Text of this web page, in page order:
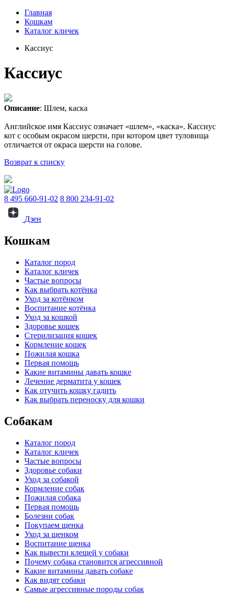
Главная
Кошкам
Каталог кличек
Кассиус
Кассиус
Описание: Шлем, каска
Английское имя Кассиус означает «шлем», «каска». Кассиус
кот с особым окрасом шерсти, при котором цвет туловища
отличается от окраса шерсти на голове.
Возврат к списку
8 495 660-91-02 8 800 234-91-02
Дзен
Кошкам
Каталог пород
Каталог кличек
Частые вопросы
Как выбрать котёнка
Уход за котёнком
Воспитание котёнка
Уход за кошкой
Здоровье кошек
Стерилизация кошек
Кормление кошек
Пожилая кошка
Первая помощь
Какие витамины давать кошке
Лечение дерматита у кошек
Как отучить кошку гадить
Как выбрать переноску для кошки
Собакам
Каталог пород
Каталог кличек
Частые вопросы
Здоровье собаки
Уход за собакой
Кормление собак
Пожилая собака
Первая помощь
Болезни собак
Покупаем щенка
Уход за щенком
Воспитание щенка
Как вывести клещей у собаки
Почему собака становится агрессивной
Какие витамины давать собаке
Как видят собаки
Самые агрессивные породы собак